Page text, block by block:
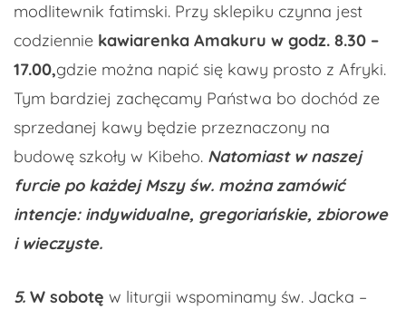
modlitewnik fatimski. Przy sklepiku czynna jest
codziennie kawiarenka Amakuru w godz. 8.30 –
17.00,gdzie można napić się kawy prosto z Afryki.
Tym bardziej zachęcamy Państwa bo dochód ze
sprzedanej kawy będzie przeznaczony na
budowę szkoły w Kibeho. Natomiast w naszej
furcie po każdej Mszy św. można zamówić
intencje: indywidualne, gregoriańskie, zbiorowe
i wieczyste.
5. W sobotę w liturgii wspominamy św. Jacka –